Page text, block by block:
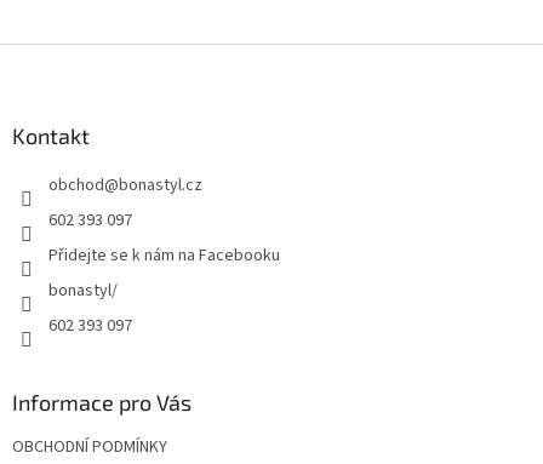
Kontakt
obchod@bonastyl.cz
602 393 097
Přidejte se k nám na Facebooku
bonastyl/
602 393 097
Informace pro Vás
OBCHODNÍ PODMÍNKY